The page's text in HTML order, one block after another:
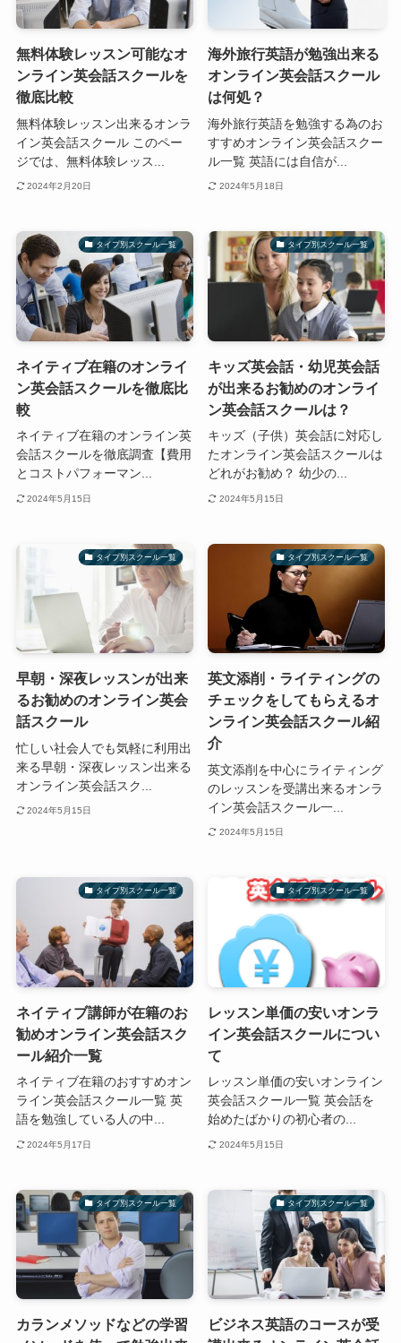
無料体験レッスン可能なオ
ンライン英会話スクールを
徹底比較
無料体験レッスン出来るオンラ
イン英会話スクール このペー
ジでは、無料体験レッス...
2024年2月20日
海外旅行英語が勉強出来る
オンライン英会話スクール
は何処？
海外旅行英語を勉強する為のお
すすめオンライン英会話スクー
ル一覧 英語には自信が...
2024年5月18日
タイプ別スクール一覧
ネイティブ在籍のオンライ
ン英会話スクールを徹底比
較
ネイティブ在籍のオンライン英
会話スクールを徹底調査【費用
とコストパフォーマン...
2024年5月15日
タイプ別スクール一覧
キッズ英会話・幼児英会話
が出来るお勧めのオンライ
ン英会話スクールは？
キッズ（子供）英会話に対応し
たオンライン英会話スクールは
どれがお勧め？ 幼少の...
2024年5月15日
タイプ別スクール一覧
早朝・深夜レッスンが出来
るお勧めのオンライン英会
話スクール
忙しい社会人でも気軽に利用出
来る早朝・深夜レッスン出来る
オンライン英会話スク...
2024年5月15日
タイプ別スクール一覧
英文添削・ライティングの
チェックをしてもらえるオ
ンライン英会話スクール紹
介
英文添削を中心にライティング
のレッスンを受講出来るオンラ
イン英会話スクール一...
2024年5月15日
タイプ別スクール一覧
ネイティブ講師が在籍のお
勧めオンライン英会話スク
ール紹介一覧
ネイティブ在籍のおすすめオン
ライン英会話スクール一覧 英
語を勉強している人の中...
2024年5月17日
タイプ別スクール一覧
レッスン単価の安いオンラ
イン英会話スクールについ
て
レッスン単価の安いオンライン
英会話スクール一覧 英会話を
始めたばかりの初心者の...
2024年5月15日
タイプ別スクール一覧
カランメソッドなどの学習
タイプ別スクール一覧
ビジネス英語のコースが受